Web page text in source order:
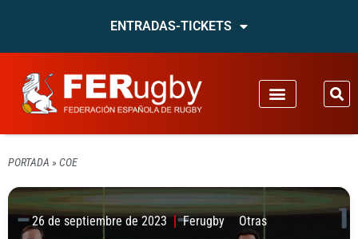
ENTRADAS-TICKETS
PORTADA » COE
26 de septiembre de 2023 Ferugby Otras